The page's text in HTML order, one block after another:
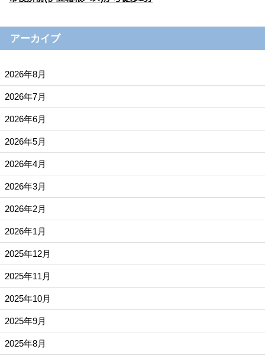
アーカイブ
2026年8月
2026年7月
2026年6月
2026年5月
2026年4月
2026年3月
2026年2月
2026年1月
2025年12月
2025年11月
2025年10月
2025年9月
2025年8月